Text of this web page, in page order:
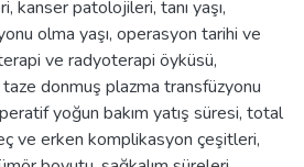
kanser patolojileri, tanı yaşı,
olma yaşı, operasyon tarihi ve
ve radyoterapi öyküsü,
donmuş plazma transfüzyonu
yoğun bakım yatış süresi, total
ve erken komplikasyon çeşitleri,